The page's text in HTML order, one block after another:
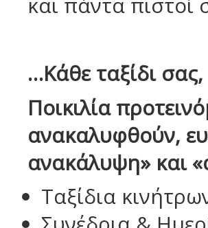
…Κάθε ταξίδι
Ποικιλία
ανακαλυφθούν,
ανακάλυψη» και
Ταξίδια